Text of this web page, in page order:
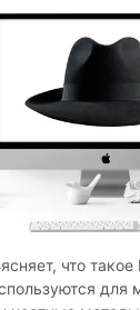
что такое
для